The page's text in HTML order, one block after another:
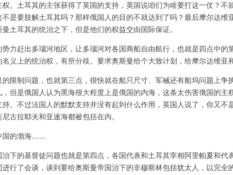
。土耳其的主张获得了英国的支持，英国说咱们为啥要打这一仗？不
是要肢解土耳其吗？那样俄国人的目的不就达到了吗？最后摩尔达维
土耳其的统治之下，但是他们的权益交由国际保证。
力赶出多瑙河地区，让多瑙河对各国商船自由航行，也就是四点中的
义上的统治权，有所分歧。要求奥斯曼给个大致计划，给摩尔达维亚
限制问题，也就第三点，很快就在船只尺寸、军械还有船坞问题上争
但是俄国人认为黑海很大程度上是俄国的内海，这条太伤害俄国的主
持。不过法国人的默默支持并没有起到什么作用，英国人说了，你又不
古拉耶夫和亚速海都被包括在内。
国的渤海……
下的基督徒问题也就是第四点，各国代表和土耳其宰相阿里帕夏和代
行了会谈，谈到要给奥斯曼帝国治下的非穆斯林包括犹太人，以完全